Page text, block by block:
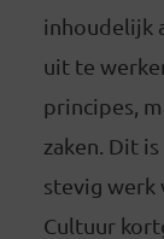
inhoudelijk
uit te
principes,
zaken. Dit
stevig werk
Cultuur